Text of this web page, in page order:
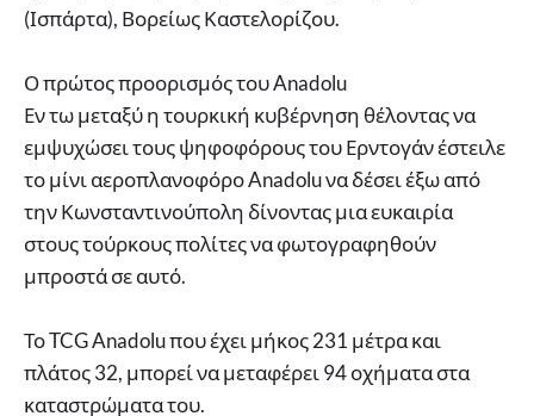
(Ισπάρτα), Βορείως Καστελορίζου.
Ο πρώτος προορισμός του Anadolu
Εν τω μεταξύ η τουρκική κυβέρνηση θέλοντας να
εμψυχώσει τους ψηφοφόρους του Ερντογάν έστειλε
το μίνι αεροπλανοφόρο Anadolu να δέσει έξω από
την Κωνσταντινούπολη δίνοντας μια ευκαιρία
στους τούρκους πολίτες να φωτογραφηθούν
μπροστά σε αυτό.
Το TCG Anadolu που έχει μήκος 231 μέτρα και
πλάτος 32, μπορεί να μεταφέρει 94 οχήματα στα
καταστρώματα του.